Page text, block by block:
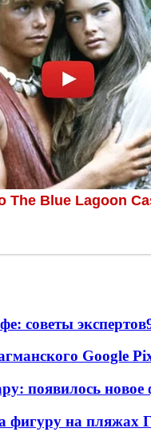
советы экспертов
Google
появилось новое
фигуру на пляжах